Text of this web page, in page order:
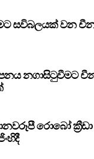
සවිබලයක් වන
නගාසිටුවීමට
රොබෝ